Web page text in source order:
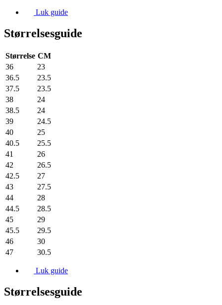
Luk guide
Størrelsesguide
Størrelse CM
36
23
36.5
23.5
37.5
23.5
38
24
38.5
24
39
24.5
40
25
40.5
25.5
41
26
42
26.5
42.5
27
43
27.5
44
28
44.5
28.5
45
29
45.5
29.5
46
30
47
30.5
Luk guide
Størrelsesguide